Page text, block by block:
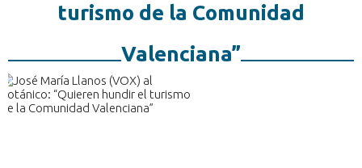
turismo de la Comunidad
Valenciana”